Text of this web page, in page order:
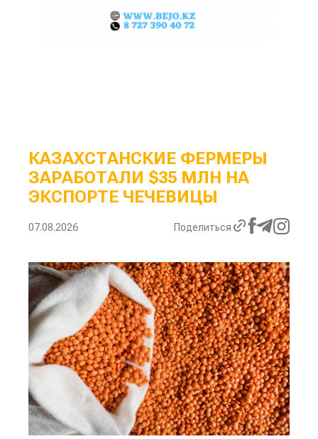
КАЗАХСТАНСКИЕ ФЕРМЕРЫ
ЗАРАБОТАЛИ $35 МЛН НА
ЭКСПОРТЕ ЧЕЧЕВИЦЫ
07.08.2026 Поделиться